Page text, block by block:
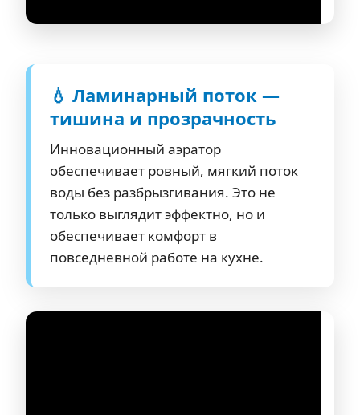
💧 Ламинарный поток —
тишина и прозрачность
Инновационный аэратор
обеспечивает ровный, мягкий поток
воды без разбрызгивания. Это не
только выглядит эффектно, но и
обеспечивает комфорт в
повседневной работе на кухне.